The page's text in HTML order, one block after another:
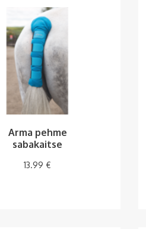
Arma pehme
sabakaitse
13.99 €